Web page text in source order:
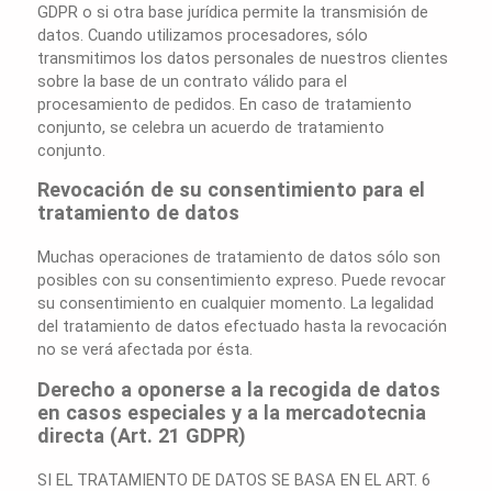
GDPR o si otra base jurídica permite la transmisión de
datos. Cuando utilizamos procesadores, sólo
transmitimos los datos personales de nuestros clientes
sobre la base de un contrato válido para el
procesamiento de pedidos. En caso de tratamiento
conjunto, se celebra un acuerdo de tratamiento
conjunto.
Revocación de su consentimiento para el
tratamiento de datos
Muchas operaciones de tratamiento de datos sólo son
posibles con su consentimiento expreso. Puede revocar
su consentimiento en cualquier momento. La legalidad
del tratamiento de datos efectuado hasta la revocación
no se verá afectada por ésta.
Derecho a oponerse a la recogida de datos
en casos especiales y a la mercadotecnia
directa (Art. 21 GDPR)
SI EL TRATAMIENTO DE DATOS SE BASA EN EL ART. 6